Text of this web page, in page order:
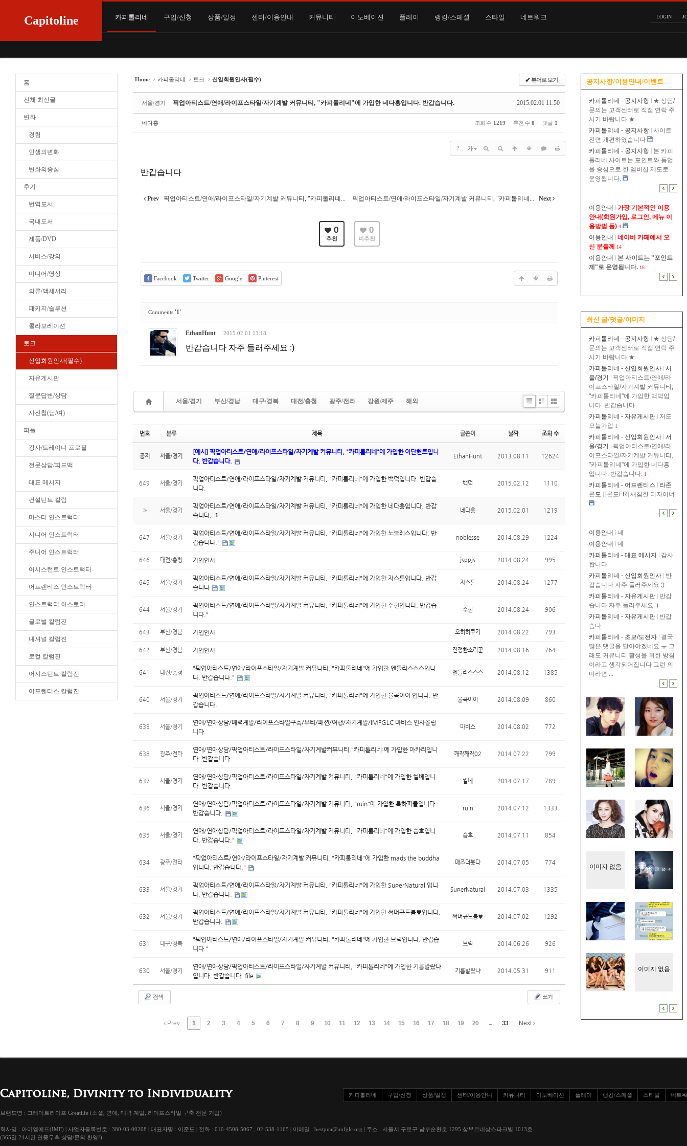
LOGIN
Capitoline 카피톨리네 구입/신청 상품/일정 센터/이용안내 커뮤니티 이노베이션 플레이 랭킹/스페셜 스타일 네트워크
홈
전체 최신글
변화
경험
인생의변화
변화의중심
후기
번역도서
국내도서
제품/DVD
서비스/강의
미디어/영상
의류/액세서리
패키지/솔루션
콜라보레이션
토크
신입회원인사(필수)
자유게시판
질문답변/상담
사진첩(남/여)
피플
강사/트레이너 프로필
전문상담/피드백
대표 메시지
컨설턴트 칼럼
마스터 인스트럭터
시니어 인스트럭터
주니어 인스트럭터
어시스턴트 인스트럭터
어프렌티스 인스트럭터
인스트럭터 히스토리
글로벌 칼럼진
내셔널 칼럼진
로컬 칼럼진
어시스턴트 칼럼진
어프렌티스 칼럼진
공지사항/이용안내/이벤트
카피톨리네 - 공지사항
★ 상담/
문의는 고객센터로 직접 연락 주
시기 바랍니다 ★
카피톨리네 - 공지사항
사이트
전면 개편하였습니다
카피톨리네 - 공지사항
본 카피
톨리네 사이트는 포인트와 등업
을 중심으로 한 멤버십 제도로
운영됩니다.
이용안내
가장 기본적인 이용
안내(회원가입, 로그인, 메뉴 이
용방법 등) 4
이용안내
네이버 카페에서 오
신 분들께
14
이용안내
본 사이트는 "포인트
제"로 운영됩니다. 16
최신 글/댓글/이미지
카피톨리네 - 공지사항
★ 상담/
문의는 고객센터로 직접 연락 주
시기 바랍니다 ★
카피톨리네 - 신입회원인사 서
울/경기
픽업아티스트/연애/라
이프스타일/자기계발 커뮤니티,
"카피톨리네"에 가입한 백덕입
니다. 반갑습니다.
카피톨리네 - 자유게시판
저도
오늘가입 1
카피톨리네 - 신입회원인사 서
울/경기
픽업아티스트/연애/라
이프스타일/자기계발 커뮤니티,
"카피톨리네"에 가입한 네다홍
입니다. 반갑습니다. 1
카피톨리네 - 어프렌티스
라존
론도
[론도FR] 새침한 디자이너
이용안내
네
이용안내
네
카피톨리네 - 대표 메시지
감사
합니다
카피톨리네 - 신입회원인사
반
갑습니다 자주 들러주세요 :)
카피톨리네 - 자유게시판
반갑
습니다 자주 들러주세요 :)
카피톨리네 - 자유게시판
반갑
슴다
카피톨리네 - 초보/도전자
결국
많은 댓글을 달아야겠네요 ㅠ 그
래도 커뮤니티 활성을 위한 방침
이라고 생각되어집니다 그런 의
미라면 ...
이미지 없음
이미지 없음
Home 카피톨리네 토크 신입회원인사(필수) ✔뷰어로 보기
서울/경기 2015.02.01 11:50
픽업아티스트/연애/라이프스타일/자기계발 커뮤니티, "카피톨리네"에 가입한 네다홍입니다. 반갑습니다.
네다홍 조회 수 1219 추천 수 0 댓글 1
? 가
반갑습니다
Prev 픽업아티스트/연애/라이프스타일/자기계발 커뮤니티, "카피톨리네... 픽업아티스트/연애/라이프스타일/자기계발 커뮤니티, "카피톨리네... Next
0
추천
0
비추천
Facebook Twitter Google Pinterest
Comments '1'
EthanHunt 2015.02.01 13:18
반갑습니다 자주 들러주세요 :)
서울/경기 부산/경남 대구/경북 대전/충청 광주/전라 강원/제주
해외
Li
Zi
e
G
le
ry
번호 분류 제목 글쓴이 날짜 조회 수
공지 서울/경기
[예시] 픽업아티스트/연애/라이프스타일/자기계발 커뮤니티, "카피톨리네"에 가입한 이단헌트입니
다. 반갑습니다.
EthanHunt 2013.08.11 12624
649 서울/경기
픽업아티스트/연애/라이프스타일/자기계발 커뮤니티, "카피톨리네"에 가입한 백덕입니다. 반갑습
니다.
백덕 2015.02.12 1110
» 서울/경기
픽업아티스트/연애/라이프스타일/자기계발 커뮤니티, "카피톨리네"에 가입한 네다홍입니다. 반갑
습니다.
1
네다홍 2015.02.01 1219
647 서울/경기
픽업아티스트/연애/라이프스타일/자기계발 커뮤니티, "카피톨리네"에 가입한 노블레스입니다. 반
갑습니다."
noblesse 2014.08.29 1224
646 대전/충청 가입인사 jsppjs 2014.08.24 995
645 서울/경기
픽업아티스트/연애/라이프스타일/자기계발 커뮤니티, "카피톨리네"에 가입한 자스톤입니다. 반갑
습니다
자스톤 2014.08.24 1277
644 서울/경기
픽업아티스트/연애/라이프스타일/자기계발 커뮤니티, "카피톨리네"에 가입한 수현입니다. 반갑습
니다."
수현 2014.08.24 906
643 부산/경남 가입인사 오히히쿠키 2014.08.22 793
642 부산/경남 가입인사 진정한소리꾼 2014.08.16 764
641 대전/충청
"픽업아티스트/연애/라이프스타일/자기계발 커뮤니티, "카피톨리네"에 가입한 엔들리스스스입니
다. 반갑습니다."
엔들리스스스 2014.08.12 1385
640 서울/경기
픽업아티스트/연애/라이프스타일/자기계발 커뮤니티, "카피톨리네"에 가입한 율곡이이 입니다. 반
갑습니다.
율곡이이 2014.08.09 860
639 서울/경기
연애/연애상담/매력계발/라이프스타일구축/뷰티/패션/여행/자기계발/IMFGLC 마비스 인사올립
니다.
마비스 2014.08.02 772
638 광주/전라
연애/연애상담/픽업아티스트/라이프스타일/자기계발커뮤니티,"카피톨리네:에 가입한 아카리입니
다. 반갑습니다.
깨작깨작02 2014.07.22 799
637 서울/경기
연애/연애상담/픽업아티스트/라이프스타일/자기계발 커뮤니티, "카피톨리네"에 가입한 씰베입니
다. 반갑습니다.
씰베 2014.07.17 789
636 서울/경기
연애/연애상담/픽업아티스트/라이프스타일/자기계발 커뮤니티, "ruin"에 가입한 록하피플입니다.
반갑습니다.
ruin 2014.07.12 1333
635 서울/경기
연애/연애상담/픽업아티스트/라이프스타일/자기계발 커뮤니티, "카피톨리네"에 가입한 슴호입니
다. 반갑습니다."
슴호 2014.07.11 854
634 광주/전라
"픽업아티스트/연애/라이프스타일/자기계발 커뮤니티, "카피톨리네"에 가입한 mads the buddha
입니다. 반갑습니다."
매즈더붓다 2014.07.05 774
633 서울/경기
픽업아티스트/연애/라이프스타일/자기계발 커뮤니티, "카피톨리네"에 가입한 SuperNatural 입니
다. 반갑습니다.
SuperNatural 2014.07.03 1335
632 서울/경기
픽업아티스트/연애/라이프스타일/자기계발 커뮤니티, "카피톨리네"에 가입한 써머큐트봄♥입니다.
반갑습니다.
써머큐트봄♥ 2014.07.02 1292
631 대구/경북
"픽업아티스트/연애/라이프스타일/자기계발 커뮤니티, "카피톨리네"에 가입한 브릭입니다. 반갑습
니다."
브릭 2014.06.26 926
630 서울/경기
연애/연애상담/픽업아티스트/라이프스타일/자기계발 커뮤니티, "카피톨리네"에 가입한 기름발랐냐
입니다. 반갑습니다. file
기름발랐냐 2014.05.31 911
검색 쓰기
Prev 1 2 3 4 5 6 7 8 9 10 11 12 13 14 15 16 17 18 19 20 ... 33 Next
카피톨리네 구입/신청 상품/일정 센터/이용안내 커뮤니티 이노베이션 플레이 랭킹/스페셜 스타일 네트
브랜드명 : 그레이트라이프 Greatlife (소셜, 연애, 매력 계발, 라이프스타일 구축 전문 기업)
회사명 : 아이엠에프(IMF) | 사업자등록번호 : 380-03-00208 | 대표자명 : 이준도 | 전화 : 010-4508-5067 , 02-538-1165 | 이메일 : bestpua@imfglc.org | 주소 : 서울시 구로구 남부순환로 1295 삼부르네상스파크빌 1013호
(365일 24시간 연중무휴 상담/문의 환영!)